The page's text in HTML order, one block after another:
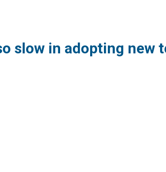
slow in adopting new